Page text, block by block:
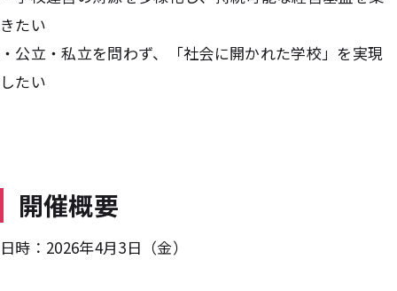
きたい
・公立・私立を問わず、「社会に開かれた学校」を実現
したい
開催概要
日時：2026年4月3日（金）